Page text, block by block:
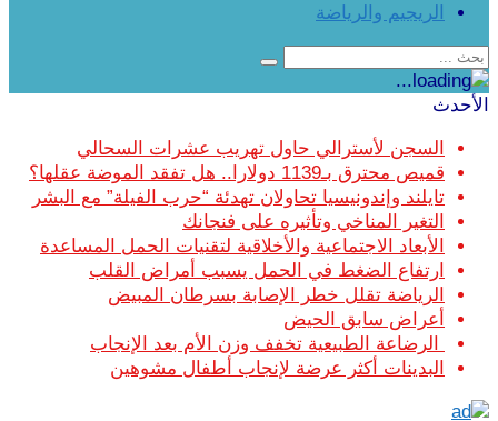
الريجيم والرياضة
الأحدث
السجن لأسترالي حاول تهريب عشرات السحالي
قميص محترق بـ1139 دولارا.. هل تفقد الموضة عقلها؟
تايلند وإندونيسيا تحاولان تهدئة “حرب الفيلة” مع البشر
التغير المناخي وتأثيره على فنجانك
الأبعاد الاجتماعية والأخلاقية لتقنيات الحمل المساعدة
ارتفاع الضغط في الحمل يسبب أمراض القلب
الرياضة تقلل خطر الإصابة بسرطان المبيض
أعراض سابق الحيض
الرضاعة الطبيعية تخفف وزن الأم بعد الإنجاب
البدينات أكثر عرضة لإنجاب أطفال مشوهين